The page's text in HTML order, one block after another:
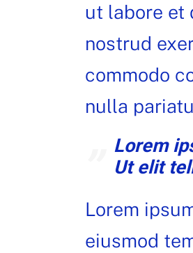
ut labore et
nostrud
commodo
nulla
Lorem
Ut elit
Lorem
eiusmod